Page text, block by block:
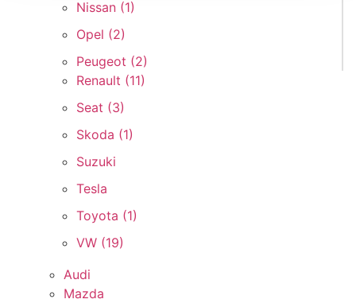
Nissan (1)
Opel (2)
Peugeot (2)
Renault (11)
Seat (3)
Skoda (1)
Suzuki
Tesla
Toyota (1)
VW (19)
Audi
Mazda